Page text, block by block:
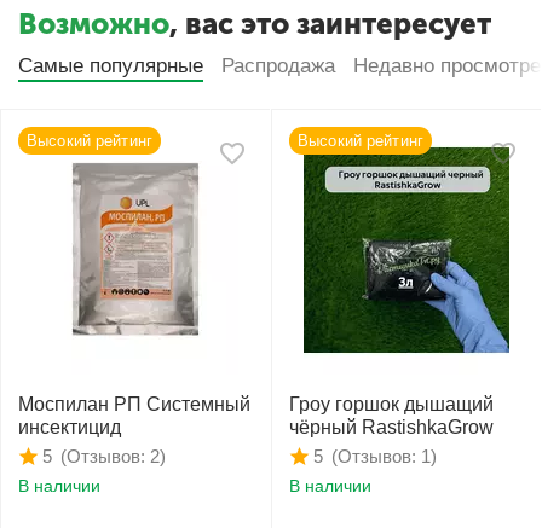
Возможно, вас это заинтересует
Самые популярные Распродажа Недавно
Высокий рейтинг
Моспилан РП Системный
инсектицид
(Отзывов: 2)
5
В наличии
Высокий рейтинг
Гроу горшок дышащий
чёрный RastishkaGrow
(Отзывов: 1)
5
В наличии